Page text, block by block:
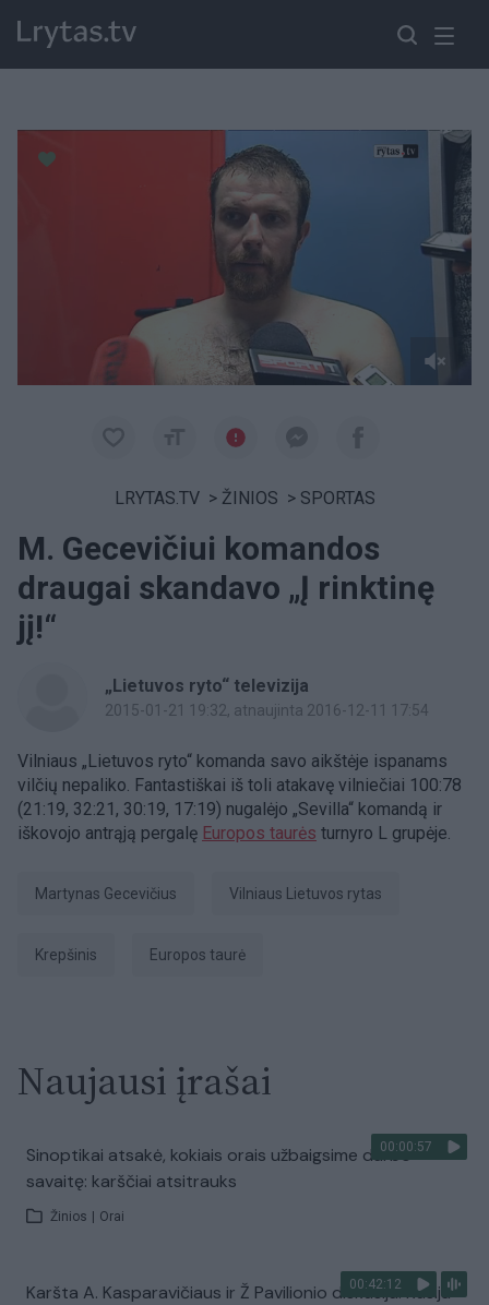
LRYTAS.TV > ŽINIOS > SPORTAS
M. Gecevičiui komandos
draugai skandavo „Į rinktinę
jį!“
„Lietuvos ryto“ televizija
2015-01-21 19:32, atnaujinta 2016-12-11 17:54
Vilniaus „Lietuvos ryto“ komanda savo aikštėje ispanams
vilčių nepaliko. Fantastiškai iš toli atakavę vilniečiai 100:78
(21:19, 32:21, 30:19, 17:19) nugalėjo „Sevilla“ komandą ir
iškovojo antrąją pergalę Europos taurės turnyro L grupėje.
Martynas Gecevičius Vilniaus Lietuvos rytas
Krepšinis Europos taurė
Naujausi įrašai
00:00:57
Sinoptikai atsakė, kokiais orais užbaigsime darbo
savaitę: karščiai atsitrauks
Žinios Orai
00:42:12
Karšta A. Kasparavičiaus ir Ž Pavilionio diskusija: Rusija